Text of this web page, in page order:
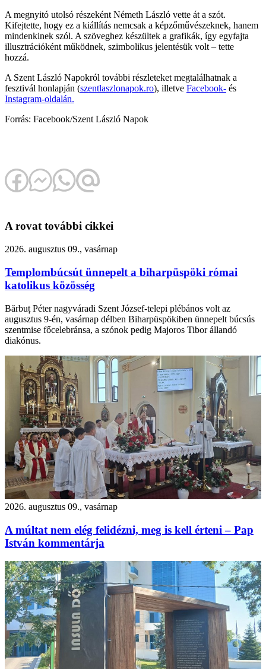
A megnyitó utolsó részeként Németh László vette át a szót.
Kifejtette, hogy ez a kiállítás nemcsak a képzőművészeknek, hanem
mindenkinek szól. A szöveghez készültek a grafikák, így egyfajta
illusztrációként működnek, szimbolikus jelentésük volt – tette
hozzá.
A Szent László Napokról további részleteket megtalálhatnak a
fesztivál honlapján (szentlaszlonapok.ro), illetve Facebook- és
Instagram-oldalán.
Forrás: Facebook/Szent László Napok
A rovat további cikkei
2026. augusztus 09., vasárnap
Templombúcsút ünnepelt a biharpüspöki római
katolikus közösség
Bărbuț Péter nagyváradi Szent József-telepi plébános volt az
augusztus 9-én, vasárnap délben Biharpüspökiben ünnepelt búcsús
szentmise főcelebránsa, a szónok pedig Majoros Tibor állandó
diakónus.
2026. augusztus 09., vasárnap
A múltat nem elég felidézni, meg is kell érteni – Pap
István kommentárja